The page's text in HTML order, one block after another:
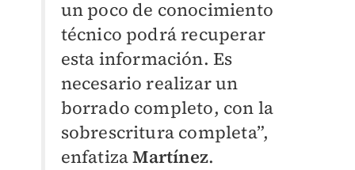
un poco de conocimiento
técnico podrá recuperar
esta información. Es
necesario realizar un
borrado completo, con la
sobrescritura completa”,
enfatizaMartínez.